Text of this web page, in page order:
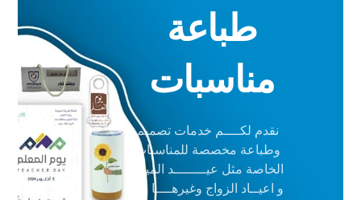
طباعة
مناسبات
نقدم لكــــم خدمات تصميم
وطباعة مخصصة للمناسبات
الخاصة مثل عيــــــــد الميلاد
و اعيــاد الزواج وغيرهــــا من